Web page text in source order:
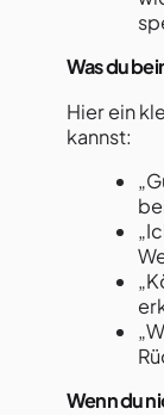
Was du
Hier ein
kannst:
Wenn du